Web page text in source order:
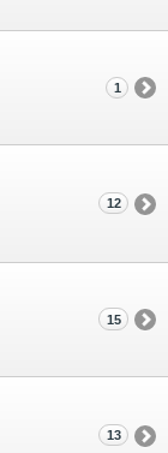
1
12
15
13